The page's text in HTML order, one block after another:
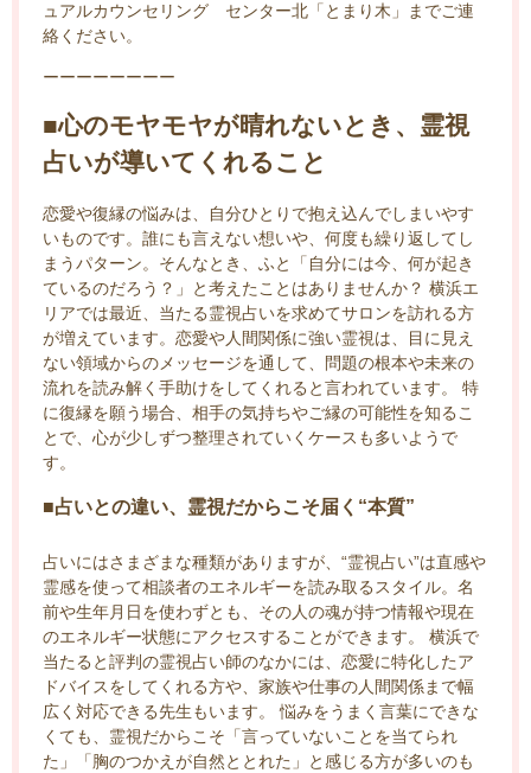
ュアルカウンセリング センター北「とまり木」までご連
絡ください。
ーーーーーーーー
■心のモヤモヤが晴れないとき、霊視
占いが導いてくれること
恋愛や復縁の悩みは、自分ひとりで抱え込んでしまいやす
いものです。誰にも言えない想いや、何度も繰り返してし
まうパターン。そんなとき、ふと「自分には今、何が起き
ているのだろう？」と考えたことはありませんか？ 横浜エ
リアでは最近、当たる霊視占いを求めてサロンを訪れる方
が増えています。恋愛や人間関係に強い霊視は、目に見え
ない領域からのメッセージを通して、問題の根本や未来の
流れを読み解く手助けをしてくれると言われています。 特
に復縁を願う場合、相手の気持ちやご縁の可能性を知るこ
とで、心が少しずつ整理されていくケースも多いようで
す。
■占いとの違い、霊視だからこそ届く“本質”
占いにはさまざまな種類がありますが、“霊視占い”は直感や
霊感を使って相談者のエネルギーを読み取るスタイル。名
前や生年月日を使わずとも、その人の魂が持つ情報や現在
のエネルギー状態にアクセスすることができます。 横浜で
当たると評判の霊視占い師のなかには、恋愛に特化したア
ドバイスをしてくれる方や、家族や仕事の人間関係まで幅
広く対応できる先生もいます。 悩みをうまく言葉にできな
くても、霊視だからこそ「言っていないことを当てられ
た」「胸のつかえが自然ととれた」と感じる方が多いのも